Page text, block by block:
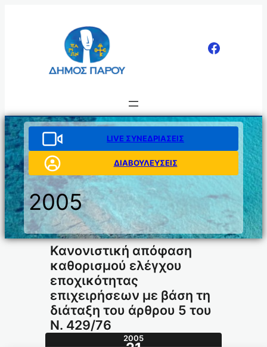
LIVE ΣΥΝΕΔΡΙΑΣΕΙΣ
ΔΙΑΒΟΥΛΕΥΣΕΙΣ
2005
Κανονιστική απόφαση
καθορισμού ελέγχου
εποχικότητας
επιχειρήσεων με βάση τη
διάταξη του άρθρου 5 του
Ν. 429/76
2005